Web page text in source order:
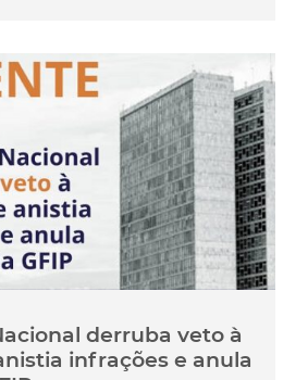
derruba veto à
infrações e anula